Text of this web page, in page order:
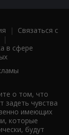
| Связаться с
|
в сфере
о том, что
задеть чувства
имеющих
которые
будут